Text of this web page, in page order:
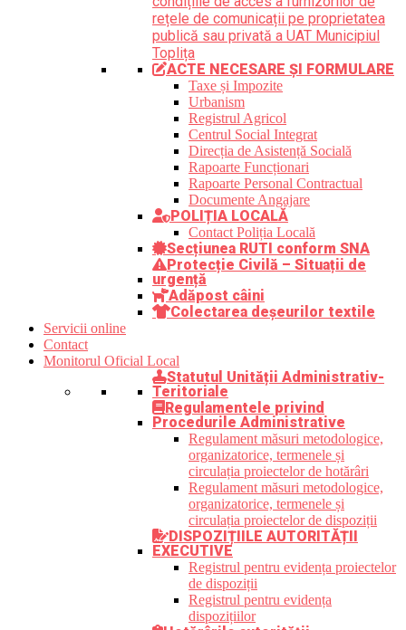
rețele de comunicații pe proprietatea
publică sau privată a UAT Municipiul
Toplița
ACTE NECESARE ȘI FORMULARE
Taxe și Impozite
Urbanism
Registrul Agricol
Centrul Social Integrat
Direcția de Asistență Socială
Rapoarte Funcționari
Rapoarte Personal Contractual
Documente Angajare
POLIȚIA LOCALĂ
Contact Poliția Locală
Secțiunea RUTI conform SNA
Protecție Civilă – Situații de
urgență
Adăpost câini
Colectarea deșeurilor textile
Servicii online
Contact
Monitorul Oficial Local
Statutul Unității Administrativ-
Teritoriale
Regulamentele privind
Procedurile Administrative
Regulament măsuri metodologice,
organizatorice, termenele și
circulația proiectelor de hotărâri
Regulament măsuri metodologice,
organizatorice, termenele și
circulația proiectelor de dispoziții
DISPOZIȚIILE AUTORITĂȚII
EXECUTIVE
Registrul pentru evidența proiectelor
de dispoziții
Registrul pentru evidența
dispozițiilor